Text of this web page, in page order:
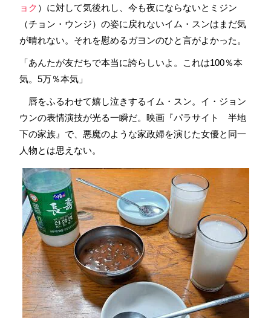
ョク ）に対して気後れし、今も夜にならないとミジン
（チョン・ウンジ）の姿に戻れないイム・スンはまだ気
が晴れない。それを慰めるガヨンのひと言がよかった。
「あんたが友だちで本当に誇らしいよ。これは100％本
気。5万％本気」
唇をふるわせて嬉し泣きするイム・スン。イ・ジョン
ウンの表情演技が光る一瞬だ。映画『パラサイト 半地
下の家族』で、悪魔のような家政婦を演じた女優と同一
人物とは思えない。